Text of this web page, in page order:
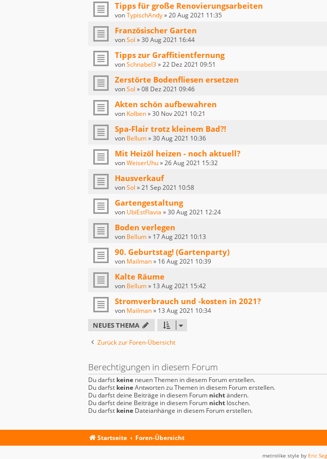
Tipps für große Renovierungsarbeiten
vonTypischAndy»20 Aug 2021 11:35
Französischer Garten
vonSol »30 Aug 2021 16:44
Tipps zur Graffitientfernung
vonSchnabel3»22 Dez 2021 09:51
Zerstörte Bodenfliesen ersetzen
vonSol »08 Dez 2021 09:46
Akten schön aufbewahren
von Kolben»30 Nov 2021 10:21
Spa-Flair trotz kleinem Bad?!
von Bellum»30 Aug 2021 10:36
Mit Heizöl heizen - noch aktuell?
vonWeiserUhu»26 Aug 2021 15:32
Hausverkauf
vonSol »21 Sep 2021 10:58
Gartengestaltung
von UbiEstFlavia »30 Aug 2021 12:24
Boden verlegen
von Bellum» 17 Aug 2021 10:13
90. Geburtstag! (Gartenparty)
von Mailman» 16 Aug 2021 10:39
Kalte Räume
von Bellum» 13 Aug 2021 15:42
Stromverbrauch und -kosten in 2021?
von Mailman» 13 Aug 2021 10:34
NEUES THEMA
Zurück zur Foren-Übersicht
Berechtigungen in diesem Forum
Du darfst keine neuen Themen in diesem Forum erstellen.
Du darfst keineAntworten zu Themen in diesem Forum erstellen.
Du darfst deine Beiträge in diesem Forum nichtändern.
Du darfst deine Beiträge in diesem Forum nicht löschen.
Du darfst keine Dateianhänge in diesem Forum erstellen.
Startseite Foren-Übersicht
metrolike style by Eric